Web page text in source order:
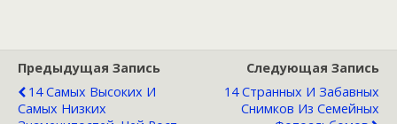
Предыдущая Запись
14 Самых Высоких И
Самых Низких
Следующая Запись
14 Странных И Забавных
Снимков Из Семейных